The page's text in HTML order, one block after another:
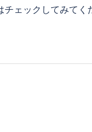
ェックしてみてく